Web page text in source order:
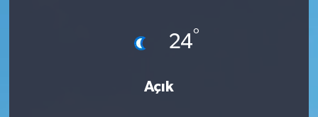
24°
Açık